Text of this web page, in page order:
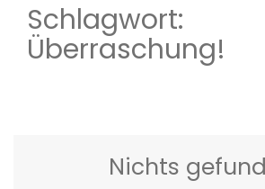
Schlagwort:
Überraschung!
Nichts